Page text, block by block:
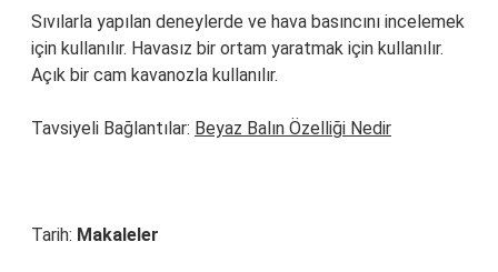
Sıvılarla yapılan deneylerde ve hava basıncını incelemek
için kullanılır. Havasız bir ortam yaratmak için kullanılır.
Açık bir cam kavanozla kullanılır.
Tavsiyeli Bağlantılar: Beyaz Balın Özelliği Nedir
Tarih: Makaleler